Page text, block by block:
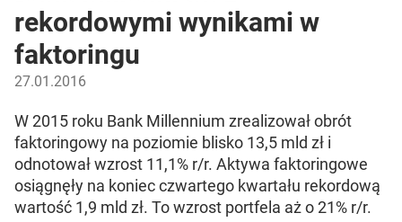
rekordowymi wynikami w
faktoringu
27.01.2016
W 2015 roku Bank Millennium zrealizował obrót
faktoringowy na poziomie blisko 13,5 mld zł i
odnotował wzrost 11,1% r/r. Aktywa faktoringowe
osiągnęły na koniec czwartego kwartału rekordową
wartość 1,9 mld zł. To wzrost portfela aż o 21% r/r.